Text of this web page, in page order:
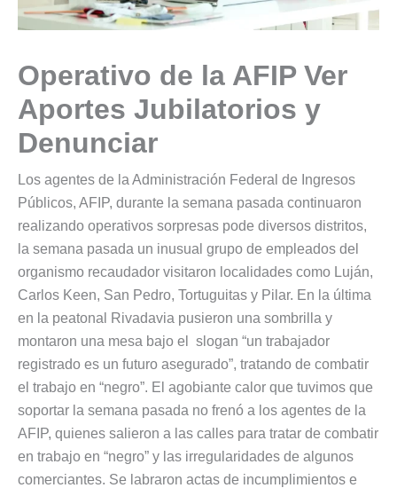
Operativo de la AFIP Ver
Aportes Jubilatorios y
Denunciar
Los agentes de la Administración Federal de Ingresos
Públicos, AFIP, durante la semana pasada continuaron
realizando operativos sorpresas pode diversos distritos,
la semana pasada un inusual grupo de empleados del
organismo recaudador visitaron localidades como Luján,
Carlos Keen, San Pedro, Tortuguitas y Pilar. En la última
en la peatonal Rivadavia pusieron una sombrilla y
montaron una mesa bajo el slogan “un trabajador
registrado es un futuro asegurado”, tratando de combatir
el trabajo en “negro”. El agobiante calor que tuvimos que
soportar la semana pasada no frenó a los agentes de la
AFIP, quienes salieron a las calles para tratar de combatir
en trabajo en “negro” y las irregularidades de algunos
comerciantes. Se labraron actas de incumplimientos e